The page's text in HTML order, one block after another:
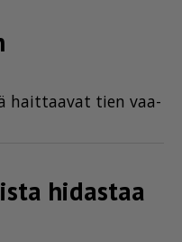
hait­taa­vat tien vaa­
hidastaa